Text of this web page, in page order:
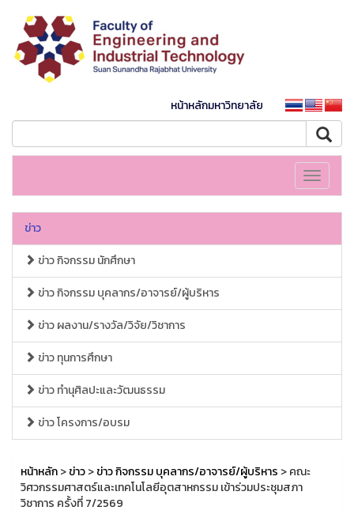
หน้าหลักมหาวิทยาลัย
Toggle
ข่าว
ข่าว กิจกรรม นักศึกษา
ข่าว กิจกรรม บุคลากร/อาจารย์/ผู้บริหาร
ข่าว ผลงาน/รางวัล/วิจัย/วิชาการ
ข่าว ทุนการศึกษา
ข่าว ทำนุศิลปะและวัฒนธรรม
ข่าว โครงการ/อบรม
หน้าหลัก>ข่าว>ข่าว กิจกรรม บุคลากร/อาจารย์/ผู้บริหาร > คณะ
วิศวกรรมศาสตร์และเทคโนโลยีอุตสาหกรรม เข้าร่วมประชุมสภา
วิชาการ ครั้งที่ 7/2569